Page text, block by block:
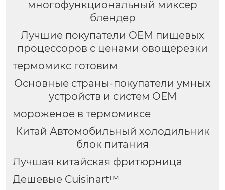
многофункциональный миксер
блендер
Лучшие покупатели OEM пищевых
процессоров с ценами овощерезки
термомикс готовим
Основные страны-покупатели умных
устройств и систем OEM
мороженое в термомиксе
Китай Автомобильный холодильник
блок питания
Лучшая китайская фритюрница
Дешевые Cuisinart™